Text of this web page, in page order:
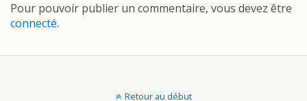
Pour pouvoir publier un commentaire, vous devez être
connecté.
Retour au début